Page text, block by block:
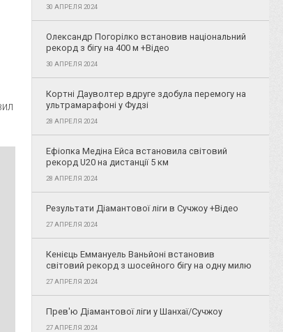
30 АПРЕЛЯ 2024
Олександр Погорілко встановив національний
рекорд з бігу на 400 м +Відео
30 АПРЕЛЯ 2024
Кортні Дауволтер вдруге здобула перемогу на
ультрамарафоні у Фудзі
28 АПРЕЛЯ 2024
Ефіопка Медіна Ейса встановила світовий
рекорд U20 на дистанції 5 км
28 АПРЕЛЯ 2024
Результати Діамантової ліги в Сучжоу +Відео
27 АПРЕЛЯ 2024
Кенієць Еммануель Ваньйоні встановив
світовий рекорд з шосейного бігу на одну милю
27 АПРЕЛЯ 2024
Прев'ю Діамантової ліги у Шанхаї/Сучжоу
27 АПРЕЛЯ 2024